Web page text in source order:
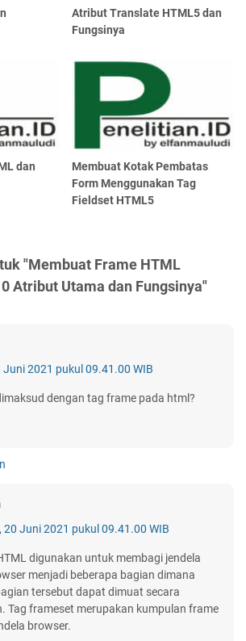
Atribut Translate HTML5 dan
Fungsinya
dan
Membuat Kotak Pembatas
Form Menggunakan Tag
Fieldset HTML5
"Membuat Frame HTML
Atribut Utama dan Fungsinya"
Juni 2021 pukul 09.41.00 WIB
dengan tag frame pada html?
20 Juni 2021 pukul 09.41.00 WIB
digunakan untuk membagi jendela
menjadi beberapa bagian dimana
tersebut dapat dimuat secara
Tag frameset merupakan kumpulan frame
browser.